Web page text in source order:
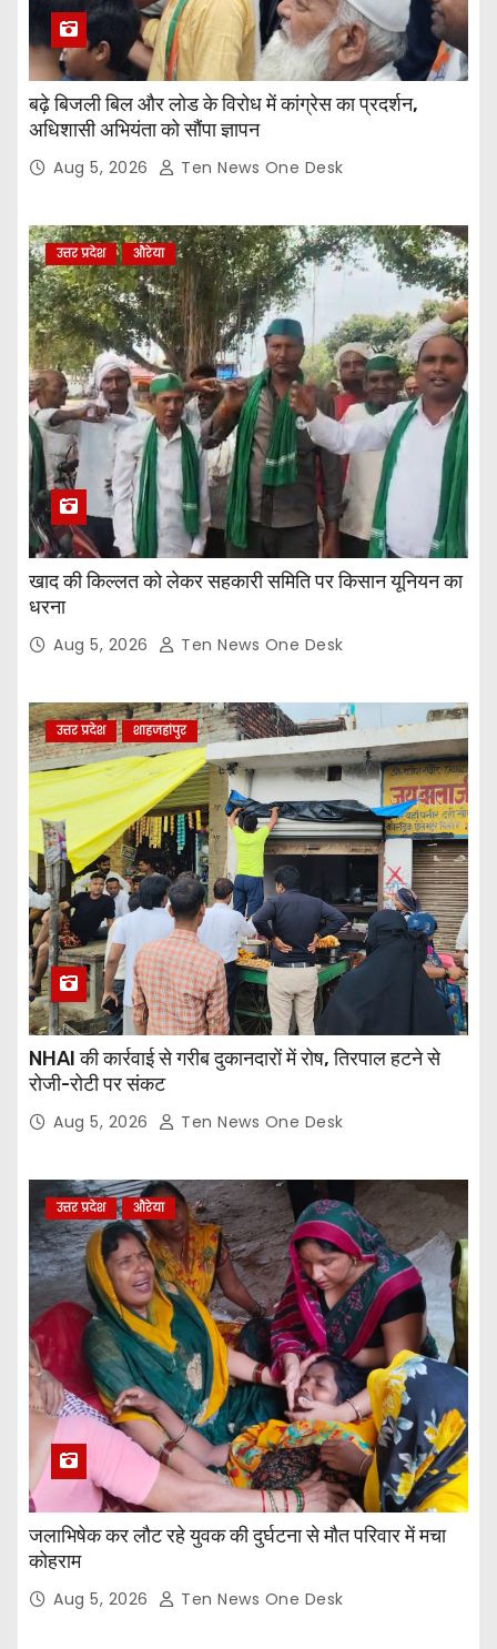
बढ़े बिजली बिल और लोड के विरोध में कांग्रेस का प्रदर्शन,
अधिशासी अभियंता को सौंपा ज्ञापन
Aug 5, 2026 Ten News One Desk
उत्तर प्रदेश औरेया
खाद की किल्लत को लेकर सहकारी समिति पर किसान यूनियन का
धरना
Aug 5, 2026 Ten News One Desk
उत्तर प्रदेश शाहजहांपुर
NHAI की कार्रवाई से गरीब दुकानदारों में रोष, तिरपाल हटने से
रोजी-रोटी पर संकट
Aug 5, 2026 Ten News One Desk
उत्तर प्रदेश औरेया
जलाभिषेक कर लौट रहे युवक की दुर्घटना से मौत परिवार में मचा
कोहराम
Aug 5, 2026 Ten News One Desk